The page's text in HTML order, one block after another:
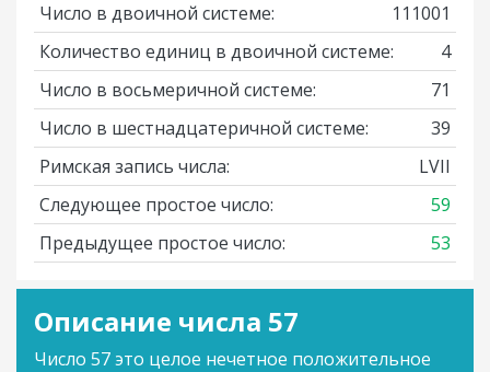
Число в двоичной системе:
111001
Количество единиц в двоичной системе:
4
Число в восьмеричной системе:
71
Число в шестнадцатеричной системе:
39
Римская запись числа:
LVII
Следующее простое число:
59
Предыдущее простое число:
53
Описание числа 57
Число 57 это целое нечетное положительное